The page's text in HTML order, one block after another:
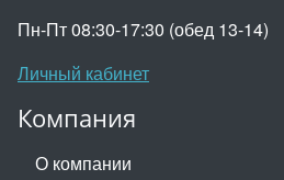
Пн-Пт 08:30-17:30 (обед 13-14)
Личный кабинет
Компания
О компании